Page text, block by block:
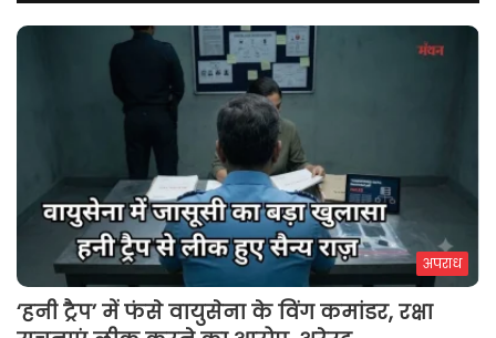
अपराध
‘हनी ट्रैप’ में फंसे वायुसेना के विंग कमांडर, रक्षा